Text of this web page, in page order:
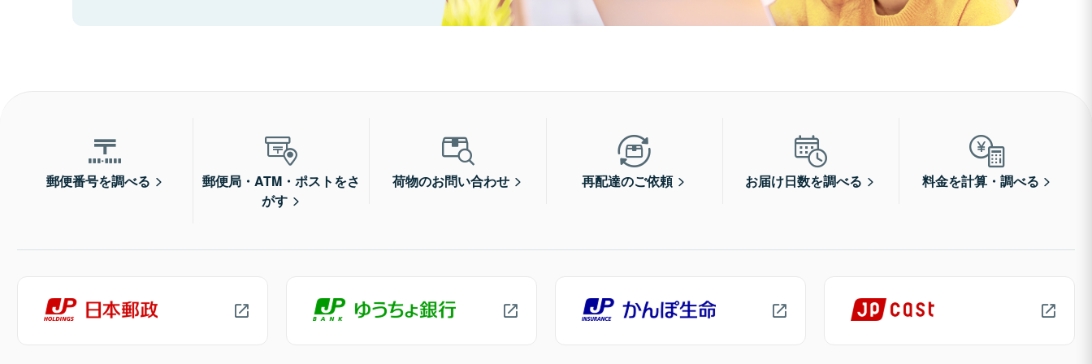
郵便番号を調べる
郵便局・ATM・ポストをさ
がす
荷物のお問い合わせ 再配達のご依頼 お届け日数を調べる 料金を計算・調べる